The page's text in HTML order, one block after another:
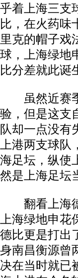
乎着上海三支
比，在火药味
里克的帽子戏
球，上海绿地
比分差就此诞
虽然近赛季
验，但是这支
队却一点没有
上港两支球
海足坛，纵使
然是上海足坛
翻看上海德
上海绿地申
德比更是打出
身南昌衡源曾
决在当时就已